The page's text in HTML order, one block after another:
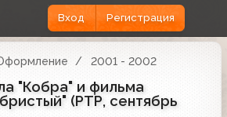
Вход Регистрация
2001 - 2002
"Кобра" и фильма
(РТР, сентябрь